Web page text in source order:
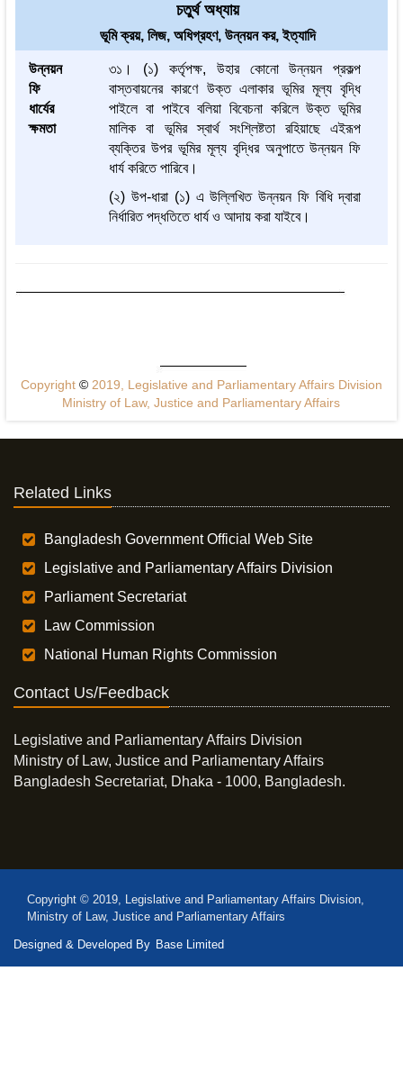
চতুর্থ অধ্যায়
ভূমি ক্রয়, লিজ, অধিগ্রহণ, উন্নয়ন কর, ইত্যাদি
উন্নয়ন
ফি
ধার্যের
ক্ষমতা
৩১। (১) কর্তৃপক্ষ, উহার কোনো উন্নয়ন প্রকল্প
বাস্তবায়নের কারণে উক্ত এলাকার ভূমির মূল্য বৃদ্ধি
পাইলে বা পাইবে বলিয়া বিবেচনা করিলে উক্ত ভূমির
মালিক বা ভূমির স্বার্থ সংশ্লিষ্টতা রহিয়াছে এইরূপ
ব্যক্তির উপর ভূমির মূল্য বৃদ্ধির অনুপাতে উন্নয়ন ফি
ধার্য করিতে পারিবে।
(২) উপ-ধারা (১) এ উল্লিখিত উন্নয়ন ফি বিধি দ্বারা
নির্ধারিত পদ্ধতিতে ধার্য ও আদায় করা যাইবে।
Copyright ©2019, Legislative and Parliamentary Affairs Division
Ministry of Law, Justice and Parliamentary Affairs
Related Links
Bangladesh Government Official Web Site
Legislative and Parliamentary Affairs Division
Parliament Secretariat
Law Commission
National Human Rights Commission
Contact Us/Feedback
Legislative and Parliamentary Affairs Division
Ministry of Law, Justice and Parliamentary Affairs
Bangladesh Secretariat, Dhaka - 1000, Bangladesh.
Copyright © 2019, Legislative and Parliamentary Affairs Division,
Ministry of Law, Justice and Parliamentary Affairs
Designed & Developed By Base Limited